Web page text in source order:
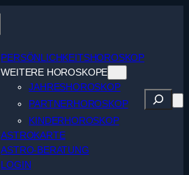
PERSÖNLICHKEITSHOROSKOP
WEITERE HOROSKOPE
JAHRESHOROSKOP
PARTNERHOROSKOP
KINDERHOROSKOP
ASTROKARTE
ASTRO-BERATUNG
LOGIN
Suchen